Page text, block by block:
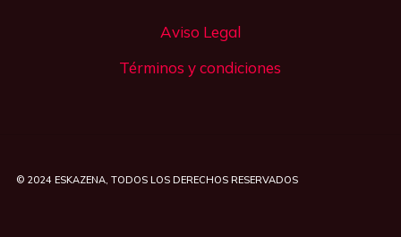
Aviso Legal
Términos y condiciones
© 2024 ESKAZENA, TODOS LOS DERECHOS RESERVADOS